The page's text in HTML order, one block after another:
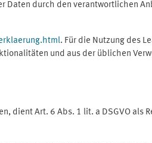
Daten durch den verantwortlichen
. Für die Nutzung des
und aus der üblichen
dient Art. 6 Abs. 1 lit. a DSGVO als